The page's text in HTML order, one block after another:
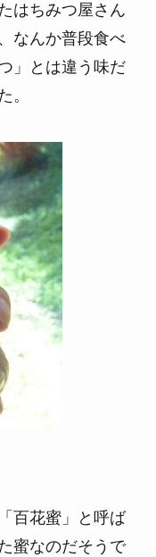
はちみつ屋さん
なんか普段食べ
」とは違う味だ
。
百花蜜」と呼ば
蜜なのだそうで